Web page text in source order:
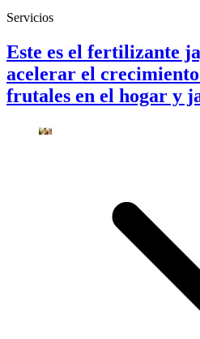
Servicios
Este es el fertilizante
acelerar el
frutales en el hogar y